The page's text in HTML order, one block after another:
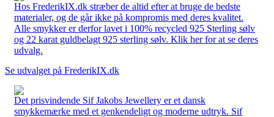
Hos FrederikIX.dk stræber de altid efter at bruge de bedste
materialer, og de går ikke på kompromis med deres kvalitet.
Alle smykker er derfor lavet i 100% recycled 925 Sterling sølv
og 22 karat guldbelagt 925 sterling sølv. Klik her for at se deres
udvalg.
Se udvalget på FrederikIX.dk
Det prisvindende Sif Jakobs Jewellery er et dansk
smykkemærke med et genkendeligt og moderne udtryk. Sif